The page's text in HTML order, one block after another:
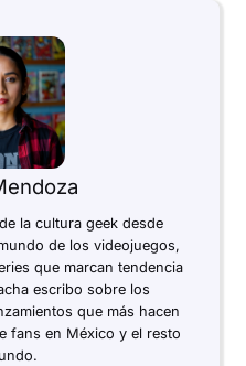
la cultura geek desde
de los videojuegos,
que marcan tendencia
escribo sobre los
que más hacen
fans en México y el resto